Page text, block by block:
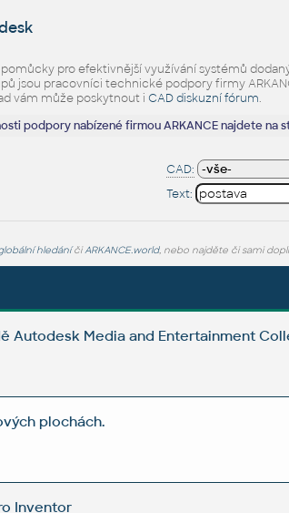
pro efektivnější využívání systémů
jsou pracovníci technické podpory firmy
vám může poskytnout i CAD diskuzní fórum.
podpory nabízené firmou ARKANCE najdete na
CAD:
Text:
hledáníčiARKANCE.world, nebo najděte či sami
Autodesk Media and Entertainment
plochách.
Inventor